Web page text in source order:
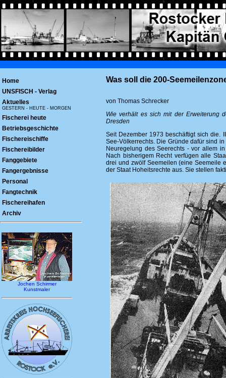
Home
UNSFISCH - Verlag
Aktuelles
GESTERN - HEUTE - MORGEN
Fischerei heute
Betriebsgeschichte
Fischereischiffe
Fischereibilder
Fanggebiete
Fangergebnisse
Personal
Fangtechnik
Fischereihafen
Archiv
Jochen Schirmer
Kunstmaler
Was soll die 200-
von Thomas Schrecker
Wie verhält es sich mit der Erweiterung
Dresden
Seit Dezember 1973 beschäftigt sich die.
See-Völkerrechts. Die Gründe dafür sind
Neuregelung des Seerechts - vor allem
Nach bisherigem Recht verfügen alle
drei und zwölf Seemeilen (eine Seemeile
der Staat Hoheitsrechte aus. Sie stellen